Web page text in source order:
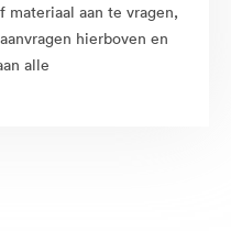
aan te vragen,
hierboven en
alle